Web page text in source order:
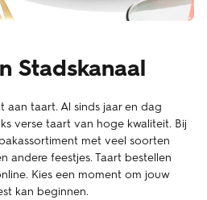
Stadskanaal
aan taart. Al sinds jaar en dag
verse taart van hoge kwaliteit. Bij
met veel soorten
andere feestjes. Taart bestellen
Kies een moment om jouw
kan beginnen.